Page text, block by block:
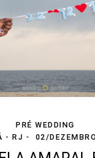
PRÉ WEDDING
- RJ
02/